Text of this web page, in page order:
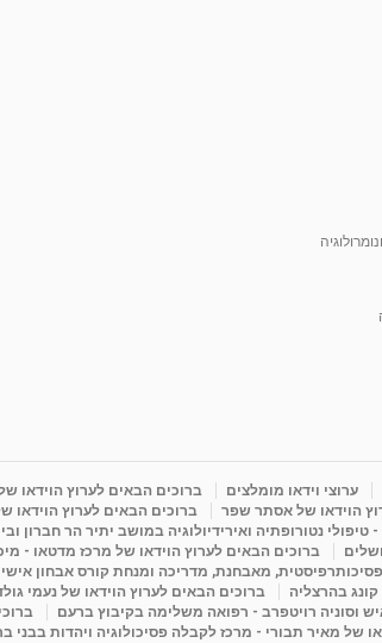
ערוצי וידאו מומלצים
ברוכים הבאים לערוץ הוידאו
הוידאו של אסתר שפר
ברוכים הבאים לערוץ הוידאו
נטורופתיה ואירידיולוגיה במושב יתיר הר חברון
ברוכים הבאים לערוץ הוידאו של מרכז מדטאו -
מאבחנת, מדריכה ומנחת קורס אבחון
בהרצליה
ברוכים הבאים לערוץ הוידאו של נעמי
וסוניה רויטפרב - רפואה משלימה בקיבוץ ברעם
של מאיר תבורי - מרכז לקבלה פסיכולוגיה ויהדות בבני